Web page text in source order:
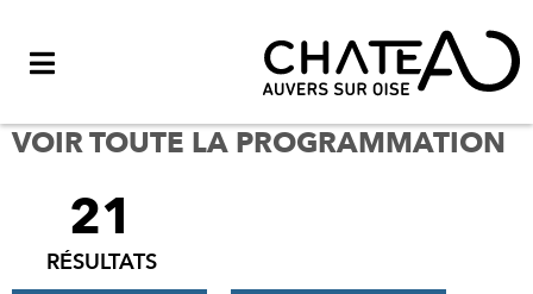
VOIR TOUTE LA PROGRAMMATION
FILTRER
RÉSULTATS
21
RÉSULTATS